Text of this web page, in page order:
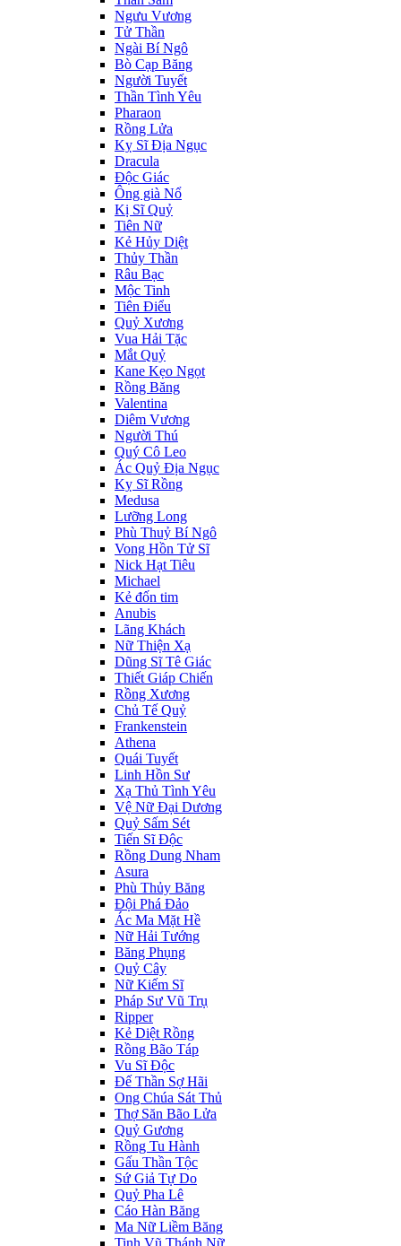
Ngưu Vương
Tử Thần
Ngài Bí Ngô
Bò Cạp Băng
Người Tuyết
Thần Tình Yêu
Pharaon
Rồng Lửa
Kỵ Sĩ Địa Ngục
Dracula
Độc Giác
Ông già Nổ
Kị Sĩ Quỷ
Tiên Nữ
Kẻ Hủy Diệt
Thủy Thần
Râu Bạc
Mộc Tinh
Tiên Điểu
Quỷ Xương
Vua Hải Tặc
Mắt Quỷ
Kane Kẹo Ngọt
Rồng Băng
Valentina
Diêm Vương
Người Thú
Quý Cô Leo
Ác Quỷ Địa Ngục
Kỵ Sĩ Rồng
Medusa
Lưỡng Long
Phù Thuỷ Bí Ngô
Vong Hồn Tử Sĩ
Nick Hạt Tiêu
Michael
Kẻ đốn tim
Anubis
Lãng Khách
Nữ Thiện Xạ
Dũng Sĩ Tê Giác
Thiết Giáp Chiến
Rồng Xương
Chủ Tế Quỷ
Frankenstein
Athena
Quái Tuyết
Linh Hồn Sư
Xạ Thủ Tình Yêu
Vệ Nữ Đại Dương
Quỷ Sấm Sét
Tiến Sĩ Độc
Rồng Dung Nham
Asura
Phù Thủy Băng
Đội Phá Đảo
Ác Ma Mặt Hề
Nữ Hải Tướng
Băng Phụng
Quỷ Cây
Nữ Kiếm Sĩ
Pháp Sư Vũ Trụ
Ripper
Kẻ Diệt Rồng
Rồng Bão Táp
Vu Sĩ Độc
Đế Thần Sợ Hãi
Ong Chúa Sát Thủ
Thợ Săn Bão Lửa
Quỷ Gương
Rồng Tu Hành
Gấu Thần Tộc
Sứ Giả Tự Do
Quỷ Pha Lê
Cáo Hàn Băng
Ma Nữ Liềm Băng